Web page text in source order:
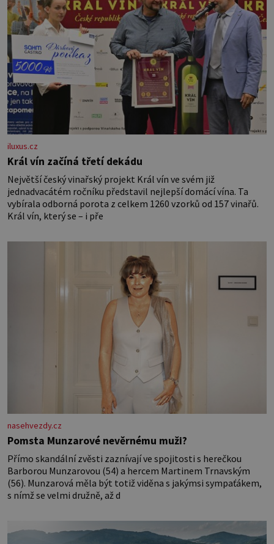
iluxus.cz
Král vín začíná třetí dekádu
Největší český vinařský projekt Král vín ve svém již
jednadvacátém ročníku představil nejlepší domácí vína. Ta
vybírala odborná porota z celkem 1260 vzorků od 157 vinařů.
Král vín, který se – i pře
nasehvezdy.cz
Pomsta Munzarové nevěrnému muži?
Přímo skandální zvěsti zaznívají ve spojitosti s herečkou
Barborou Munzarovou (54) a hercem Martinem Trnavským
(56). Munzarová měla být totiž viděna s jakýmsi sympaťákem,
s nímž se velmi družně, až d